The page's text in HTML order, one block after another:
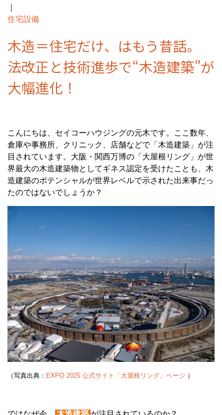
住宅設備
木造＝住宅だけ、はもう昔話。
法改正と技術進歩で“木造建築”が
大幅進化！
こんにちは、セイコーハウジングの元木です。ここ数年、
倉庫や事務所、クリニック、店舗などで「木造建築」が注
目されています。大阪・関西万博の「大屋根リング」が世
界最大の木造建築物としてギネス認定を受けたことも、木
造建築のポテンシャルが世界レベルで示された出来事だっ
たのではないでしょうか？
（写真出典： EXPO 2025 公式サイト「大屋根リング」ページ ）